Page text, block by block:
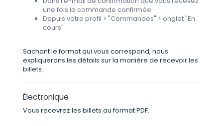
une fois la commande confirmée
Depuis votre profil > "Commandes" > onglet "En
cours"
Sachant le format qui vous correspond, nous
expliquerons les détails sur la manière de recevoir les
billets.
Électronique
Vous recevrez les billets au format PDF.